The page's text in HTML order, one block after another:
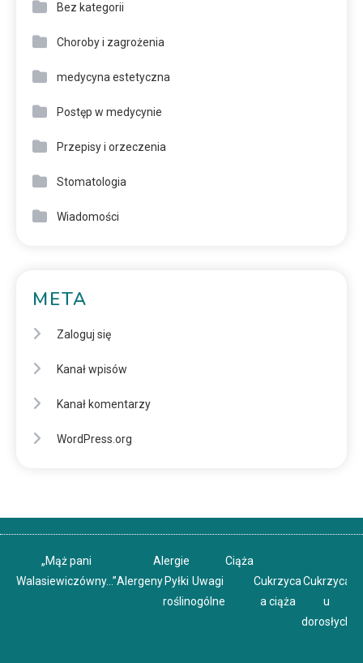
Bez kategorii
Choroby i zagrożenia
medycyna estetyczna
Postęp w medycynie
Przepisy i orzeczenia
Stomatologia
Wiadomości
META
Zaloguj się
Kanał wpisów
Kanał komentarzy
WordPress.org
„Mąż pani
Walasiewiczówny…”
Alergie
Alergeny Pyłki
roślin
Uwagi
ogólne
Ciąża
Cukrzyca
a ciąża
Cukrzyca
u
dorosłych